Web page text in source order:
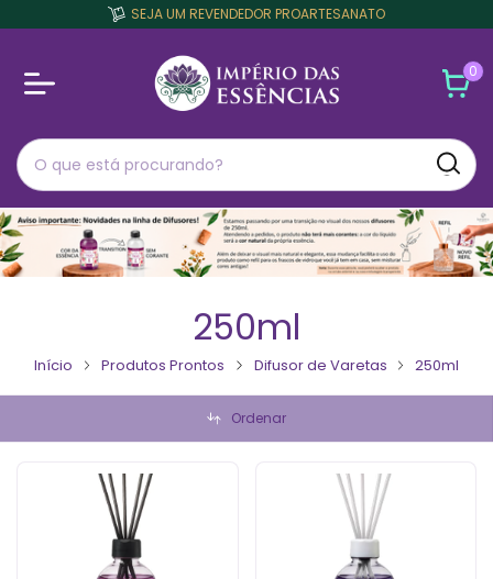
SEJA UM REVENDEDOR PROARTESANATO
0
250ml
Início Produtos Prontos Difusor de Varetas 250ml
Ordenar